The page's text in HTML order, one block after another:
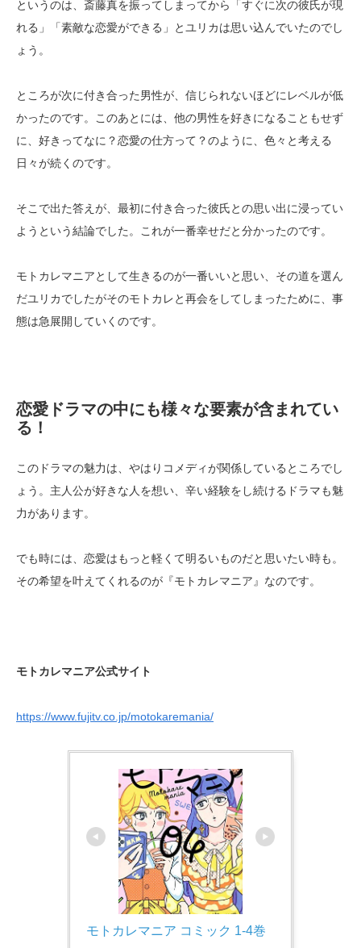
というのは、斎藤真を振ってしまってから「すぐに次の彼氏が現
れる」「素敵な恋愛ができる」とユリカは思い込んでいたのでし
ょう。
ところが次に付き合った男性が、信じられないほどにレベルが低
かったのです。このあとには、他の男性を好きになることもせず
に、好きってなに？恋愛の仕方って？のように、色々と考える
日々が続くのです。
そこで出た答えが、最初に付き合った彼氏との思い出に浸ってい
ようという結論でした。これが一番幸せだと分かったのです。
モトカレマニアとして生きるのが一番いいと思い、その道を選ん
だユリカでしたがそのモトカレと再会をしてしまったために、事
態は急展開していくのです。
恋愛ドラマの中にも様々な要素が含まれてい
る！
このドラマの魅力は、やはりコメディが関係しているところでし
ょう。主人公が好きな人を想い、辛い経験をし続けるドラマも魅
力があります。
でも時には、恋愛はもっと軽くて明るいものだと思いたい時も。
その希望を叶えてくれるのが『モトカレマニア』なのです。
モトカレマニア公式サイト
https://www.fujitv.co.jp/motokaremania/
モトカレマニア コミック 1-4巻